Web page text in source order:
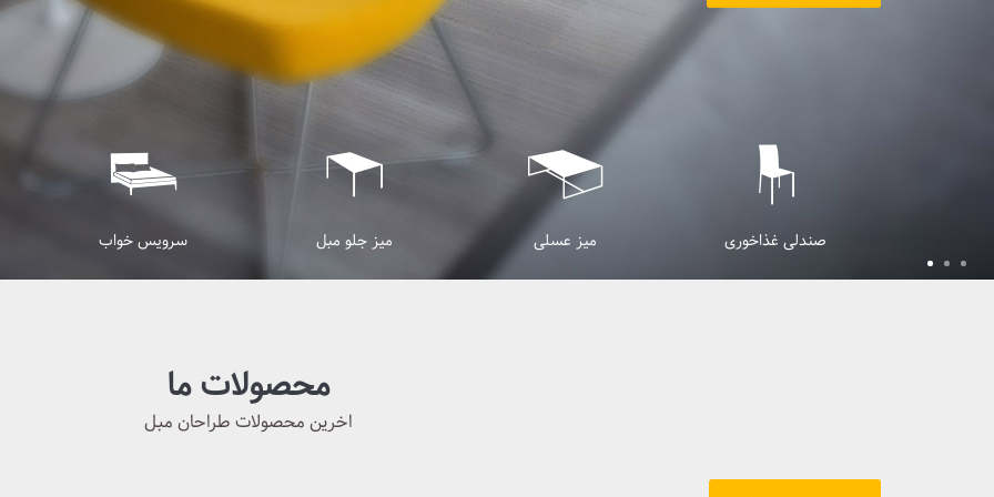
میز جلو مبل میز عسلی صندلی غذاخوری میز TV
محصولات ما
اخرین محصولات طراحان مبل